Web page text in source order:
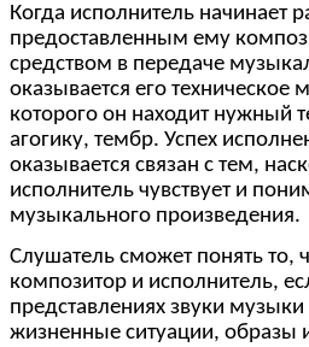
Когда исполнитель начинает
предоставленным ему
средством в передаче
оказывается его
которого он находит нужный
агогику, тембр. Успех
оказывается связан с тем,
исполнитель чувствует и
музыкального произведения.
Слушатель сможет понять то,
композитор и исполнитель,
представлениях звуки
жизненные ситуации, образы